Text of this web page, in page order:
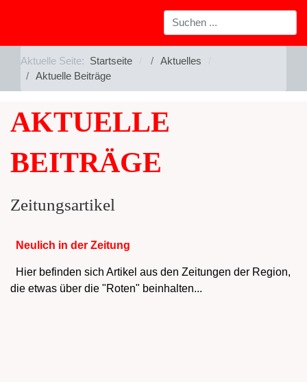
Aktuelle Seite: Startseite
Aktuelles
Aktuelle Beiträge
AKTUELLE
BEITRÄGE
Zeitungsartikel
Neulich in der Zeitung
Hier befinden sich Artikel aus den Zeitungen der Region,
die etwas über die "Roten" beinhalten...